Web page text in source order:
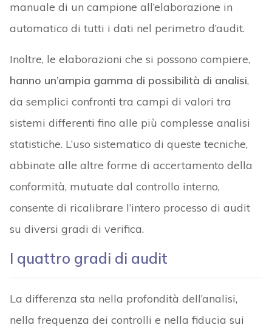
manuale di un campione all’elaborazione in
automatico di tutti i dati nel perimetro d’audit.
Inoltre, le elaborazioni che si possono compiere,
hanno un’ampia gamma di possibilità di analisi,
da semplici confronti tra campi di valori tra
sistemi differenti fino alle più complesse analisi
statistiche. L’uso sistematico di queste tecniche,
abbinate alle altre forme di accertamento della
conformità, mutuate dal controllo interno,
consente di ricalibrare l’intero processo di audit
su diversi gradi di verifica.
I quattro gradi di audit
La differenza sta nella profondità dell’analisi,
nella frequenza dei controlli e nella fiducia sui